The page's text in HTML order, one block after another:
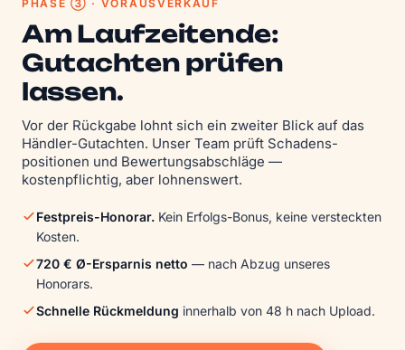
PHASE ③ · VORAUSVERKAUF
Am Laufzeitende:
Gutachten prüfen
lassen.
Vor der Rückgabe lohnt sich ein zweiter Blick auf das
Händler-Gutachten. Unser Team prüft Schadens­
positionen und Bewertungs­abschläge —
kostenpflichtig, aber lohnenswert.
Festpreis-Honorar. Kein Erfolgs-Bonus, keine versteckten
Kosten.
720 € Ø-Ersparnis netto — nach Abzug unseres
Honorars.
Schnelle Rückmeldung innerhalb von 48 h nach Upload.